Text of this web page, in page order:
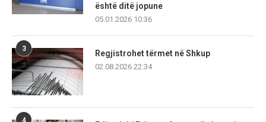
është ditë jopune
05.01.2026 10:36
3
Regjistrohet tërmet në Shkup
02.08.2026 22:34
4